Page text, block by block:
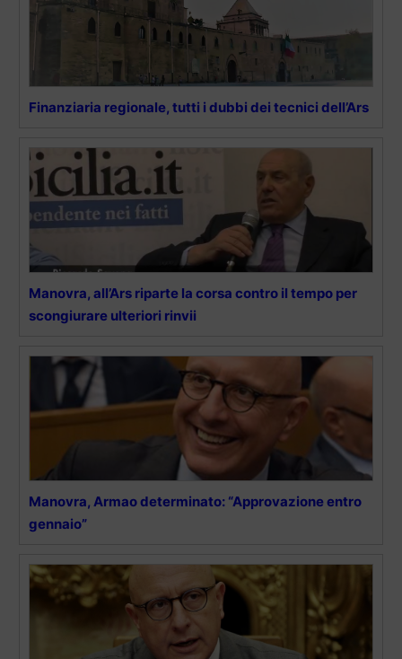
Finanziaria regionale, tutti i dubbi dei tecnici dell’Ars
Manovra, all’Ars riparte la corsa contro il tempo per
scongiurare ulteriori rinvii
Manovra, Armao determinato: “Approvazione entro
gennaio”